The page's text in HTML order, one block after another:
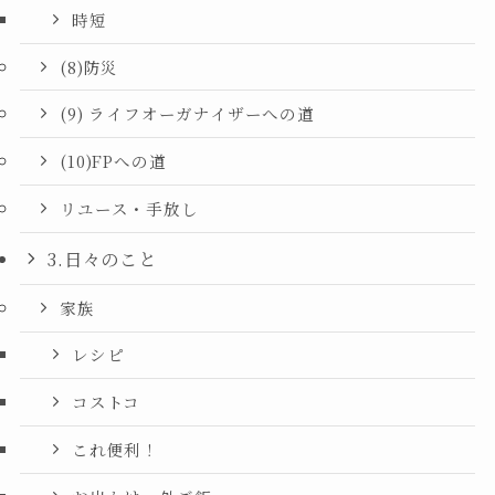
時短
(8)防災
(9) ライフオーガナイザーへの道
(10)FPへの道
リユース・手放し
3.日々のこと
家族
レシピ
コストコ
これ便利！